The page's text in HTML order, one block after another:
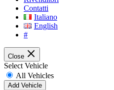
Contatti
Italiano
English
#
Close
Select Vehicle
All Vehicles
Add Vehicle